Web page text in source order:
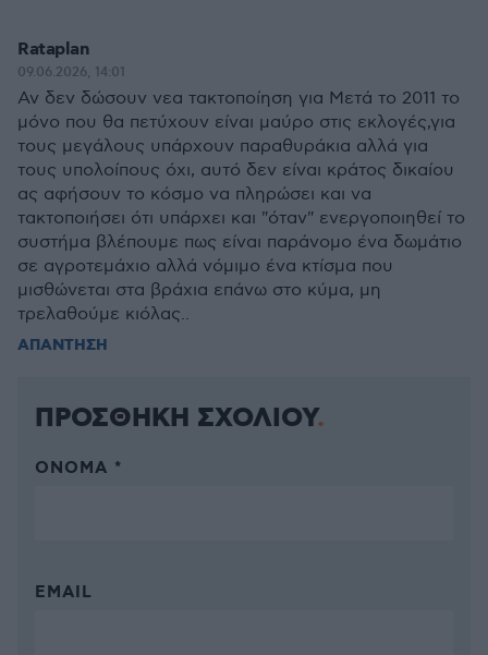
Rataplan
09.06.2026, 14:01
Αν δεν δώσουν νεα τακτοποίηση για Μετά το 2011 το
μόνο που θα πετύχουν είναι μαύρο στις εκλογές,για
τους μεγάλους υπάρχουν παραθυράκια αλλά για
τους υπολοίπους όχι, αυτό δεν είναι κράτος δικαίου
ας αφήσουν το κόσμο να πληρώσει και να
τακτοποιήσει ότι υπάρχει και "όταν" ενεργοποιηθεί το
συστήμα βλέπουμε πως είναι παράνομο ένα δωμάτιο
σε αγροτεμάχιο αλλά νόμιμο ένα κτίσμα που
μισθώνεται στα βράχια επάνω στο κύμα, μη
τρελαθούμε κιόλας..
ΑΠΑΝΤΗΣΗ
ΠΡΟΣΘΗΚΗ ΣΧΟΛΙΟΥ
ΌΝΟΜΑ *
EMAIL